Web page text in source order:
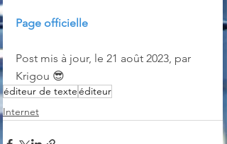
Page officielle
Post mis à jour, le 21 août 2023, par
Krigou 😎
éditeur de texteéditeur
Internet